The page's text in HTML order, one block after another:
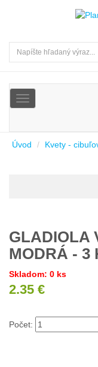
Toggle
navigation
Úvod Kvety -
GLADIOLA
MODRÁ - 3
Skladom: 0 ks
2.35 €
Počet: